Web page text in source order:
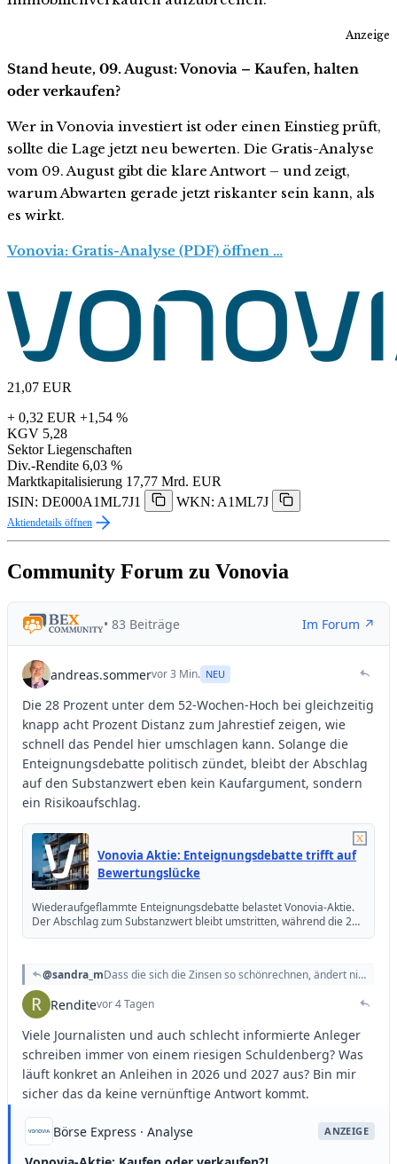
Anzeige
Stand heute, 09. August: Vonovia – Kaufen, halten
oder verkaufen?
Wer in Vonovia investiert ist oder einen Einstieg prüft,
sollte die Lage jetzt neu bewerten. Die Gratis-Analyse
vom 09. August gibt die klare Antwort – und zeigt,
warum Abwarten gerade jetzt riskanter sein kann, als
es wirkt.
Vonovia: Gratis-Analyse (PDF) öffnen …
21,07 EUR
+ 0,32 EUR +1,54 %
KGV 5,28
Sektor Liegenschaften
Div.-Rendite 6,03 %
Marktkapitalisierung 17,77 Mrd. EUR
ISIN: DE000A1ML7J1
WKN: A1ML7J
Aktiendetails öffnen
Community Forum zu Vonovia